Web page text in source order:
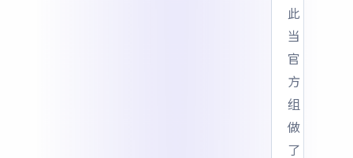
此
当
官
方
组
做
了